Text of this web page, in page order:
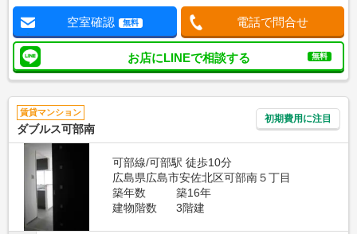
空室確認 無料 電話で問合せ
お店にLINEで相談する 無料
賃貸マンション
ダブルス可部南
初期費用に注目
可部線/可部駅 徒歩10分
広島県広島市安佐北区可部南５丁目
築年数
築16年
建物階数
3階建